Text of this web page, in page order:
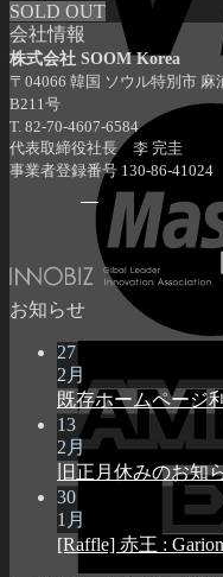
SOLD OUT
会社情報
株式会社 SOOM Korea
〒04066 韓国 ソウル特別市
B211号
T. 82-70-4607-6584
代表取締役社長 李 完圭
事業者登録番号 130-86-41024
お知らせ
27
2月
既存ホームページ
13
2月
旧正月休みのお知
30
1月
[Raffle] 赤王 :